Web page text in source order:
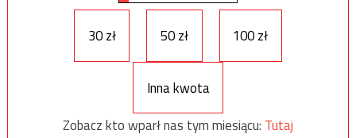
30 zł 50 zł 100 zł
Inna kwota
Zobacz kto wparł nas tym miesiącu: Tutaj